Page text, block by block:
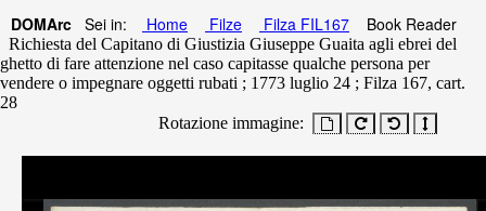
DOMArc Sei in: Home Filze Filza FIL167 Book Reader
Richiesta del Capitano di Giustizia Giuseppe Guaita agli ebrei del
ghetto di fare attenzione nel caso capitasse qualche persona per
vendere o impegnare oggetti rubati ; 1773 luglio 24 ; Filza 167, cart.
28
Rotazione immagine: